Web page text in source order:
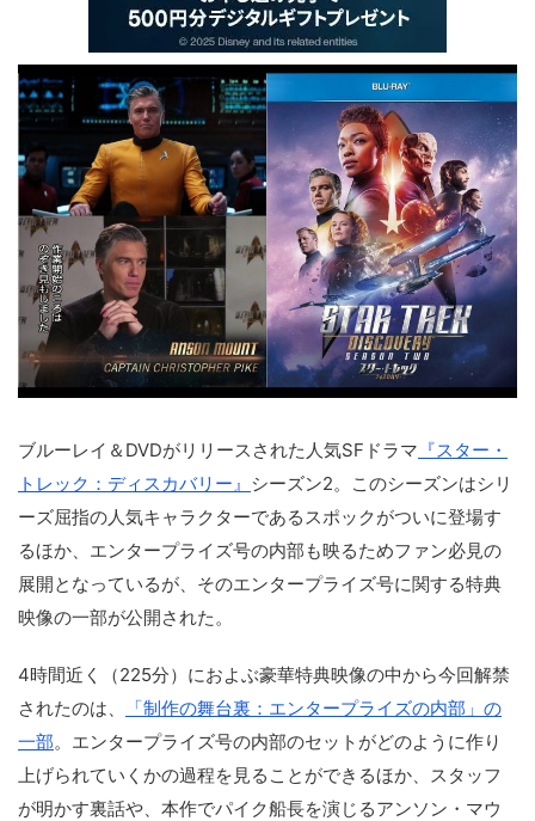
ブルーレイ＆DVDがリリースされた人気SFドラマ 『スター・
トレック：ディスカバリー』 シーズン2。このシーズンはシリ
ーズ屈指の人気キャラクターであるスポックがついに登場す
るほか、エンタープライズ号の内部も映るためファン必見の
展開となっているが、そのエンタープライズ号に関する特典
映像の一部が公開された。
4時間近く（225分）におよぶ豪華特典映像の中から今回解禁
されたのは、
「制作の舞台裏：エンタープライズの内部」の
一部。エンタープライズ号の内部のセットがどのように作り
上げられていくかの過程を見ることができるほか、スタッフ
が明かす裏話や、本作でパイク船長を演じるアンソン・マウ